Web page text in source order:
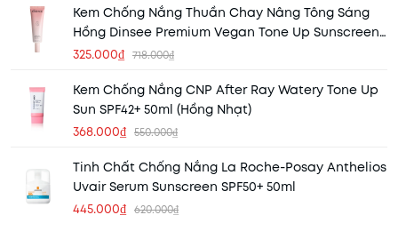
Kem Chống Nắng Thuần Chay Nâng Tông Sáng
Hồng Dinsee Premium Vegan Tone Up Sunscreen
SPF50+ 50ml
325.000₫ 718.000₫
Kem Chống Nắng CNP After Ray Watery Tone Up
Sun SPF42+ 50ml (Hồng Nhạt)
368.000₫ 550.000₫
Tinh Chất Chống Nắng La Roche-Posay Anthelios
Uvair Serum Sunscreen SPF50+ 50ml
445.000₫ 620.000₫